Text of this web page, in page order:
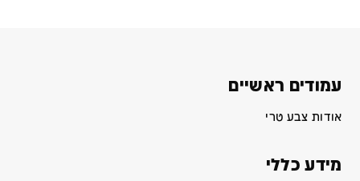
עמודים ראשיים
אודות צבע טרי
מידע כללי